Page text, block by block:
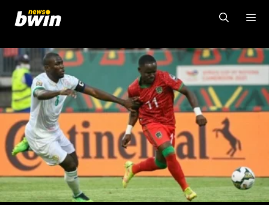
contenuto
MENU